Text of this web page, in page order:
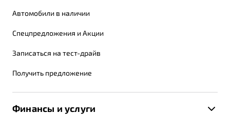
Автомобили в наличии
Спецпредложения и Акции
Записаться на тест-драйв
Получить предложение
Финансы и услуги